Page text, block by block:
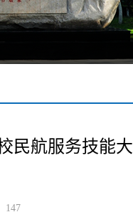
民航服务技能
147